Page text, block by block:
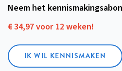
Neem het
€ 34,97 voor 12 weken!
IK WIL KENNISMAKEN